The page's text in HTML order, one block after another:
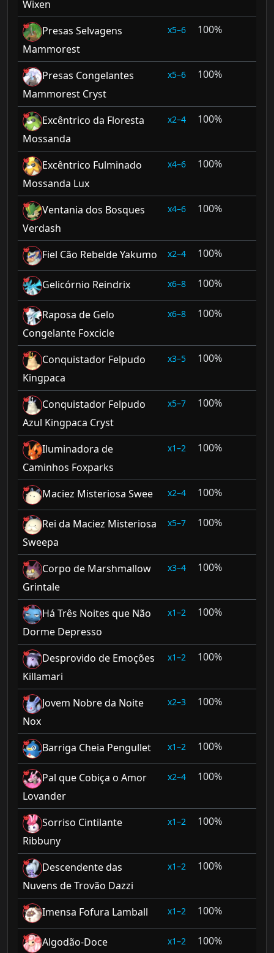
Wixen
Presas Selvagens
Mammorest
5–6 100%
Presas Congelantes
Mammorest Cryst
5–6 100%
Excêntrico da Floresta
Mossanda
2–4 100%
Excêntrico Fulminado
Mossanda Lux
4–6 100%
Ventania dos Bosques
Verdash
4–6 100%
Fiel Cão Rebelde Yakumo 2–4 100%
Gelicórnio Reindrix 6–8 100%
Raposa de Gelo
Congelante Foxcicle
6–8 100%
Conquistador Felpudo
Kingpaca
3–5 100%
Conquistador Felpudo
Azul Kingpaca Cryst
5–7 100%
Iluminadora de
Caminhos Foxparks
1–2 100%
Maciez Misteriosa Swee 2–4 100%
Rei da Maciez Misteriosa
Sweepa
5–7 100%
Corpo de Marshmallow
Grintale
3–4 100%
Há Três Noites que Não
Dorme Depresso
1–2 100%
Desprovido de Emoções
Killamari
1–2 100%
Jovem Nobre da Noite
Nox
2–3 100%
Barriga Cheia Pengullet 1–2 100%
Pal que Cobiça o Amor
Lovander
2–4 100%
Sorriso Cintilante
Ribbuny
1–2 100%
Descendente das
Nuvens de Trovão Dazzi
1–2 100%
Imensa Fofura Lamball 1–2 100%
Algodão-Doce
1–2 100%